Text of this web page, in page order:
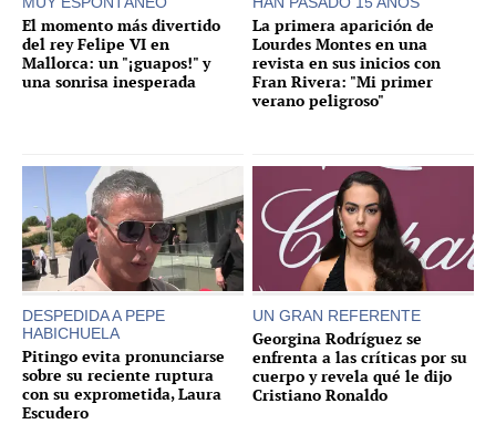
El momento más divertido
del rey Felipe VI en
Mallorca: un "¡guapos!" y
una sonrisa inesperada
La primera aparición de
Lourdes Montes en una
revista en sus inicios con
Fran Rivera: "Mi primer
verano peligroso"
DESPEDIDA A PEPE
HABICHUELA
Pitingo evita pronunciarse
sobre su reciente ruptura
con su exprometida, Laura
Escudero
UN GRAN REFERENTE
Georgina Rodríguez se
enfrenta a las críticas por su
cuerpo y revela qué le dijo
Cristiano Ronaldo